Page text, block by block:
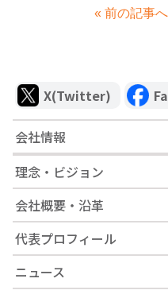
« 前の記事へ
X(Twitter)
会社情報
理念・ビジョン
会社概要・沿革
代表プロフィール
ニュース